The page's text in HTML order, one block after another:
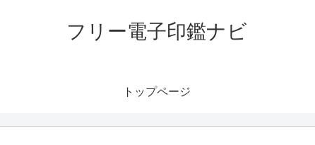
フリー電子印鑑ナビ
トップページ